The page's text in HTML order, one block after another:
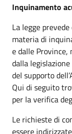
Inquinamento
La legge
materia di
e dalle Province,
dalla
del supporto
Qui di seguito
per la verifica
Le richieste di
essere